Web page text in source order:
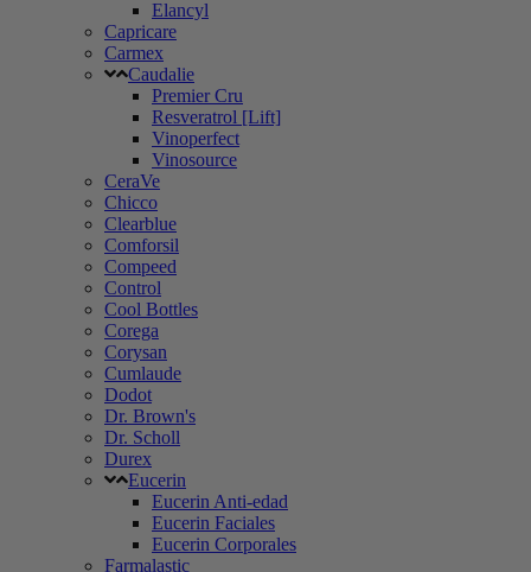
Elancyl
Capricare
Carmex
Caudalie
Premier Cru
Resveratrol [Lift]
Vinoperfect
Vinosource
CeraVe
Chicco
Clearblue
Comforsil
Compeed
Control
Cool Bottles
Corega
Corysan
Cumlaude
Dodot
Dr. Brown's
Dr. Scholl
Durex
Eucerin
Eucerin Anti-edad
Eucerin Faciales
Eucerin Corporales
Farmalastic